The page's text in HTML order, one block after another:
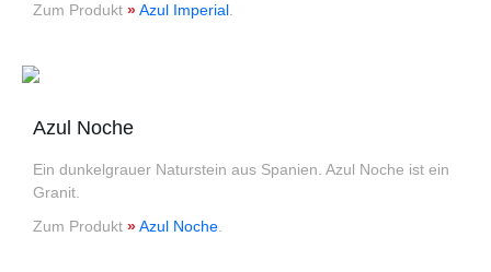
Zum Produkt »Azul Imperial
Azul Noche
Ein dunkelgrauer Naturstein aus Spanien. Azul Noche ist ein
Granit.
Zum Produkt »Azul Noche